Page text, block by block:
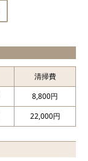
清掃費
8,800円
22,000円